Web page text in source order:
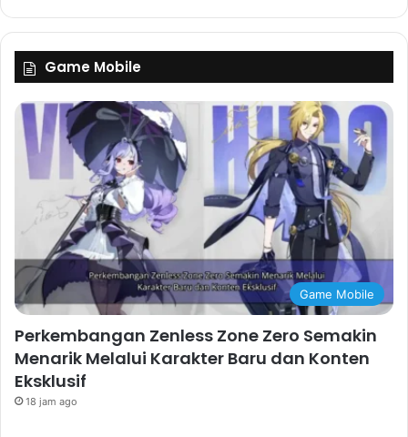
Game Mobile
Game Mobile
Perkembangan Zenless Zone Zero Semakin
Menarik Melalui Karakter Baru dan Konten
Eksklusif
18 jam ago